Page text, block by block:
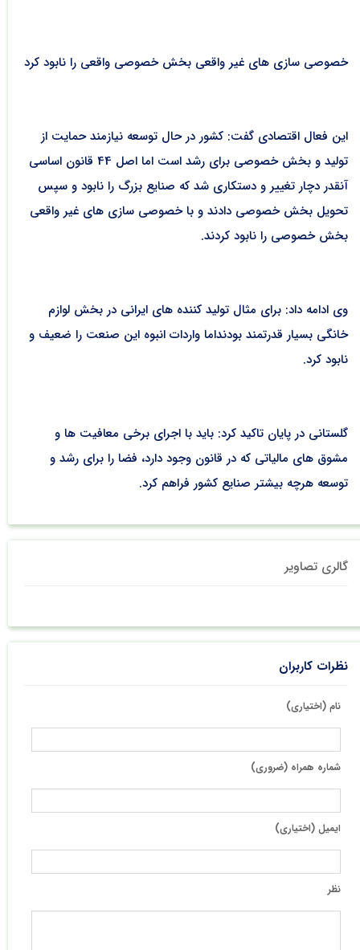
خصوصی سازی های غیر واقعی بخش خصوصی واقعی را نابود کرد
این فعال اقتصادی گفت: کشور در حال توسعه نیازمند حمایت از
تولید و بخش خصوصی برای رشد است اما اصل 44 قانون اساسی
آنقدر دچار تغییر و دستکاری شد که صنایع بزرگ را نابود و سپس
تحویل بخش خصوصی دادند و با خصوصی سازی های غیر واقعی
بخش خصوصی را نابود کردند.
وی ادامه داد: برای مثال تولید کننده های ایرانی در بخش لوازم
خانگی بسیار قدرتمند بودنداما واردات انبوه این صنعت را ضعیف و
نابود کرد.
گلستانی در پایان تاکید کرد: باید با اجرای برخی معافیت ها و
مشوق های مالیاتی که در قانون وجود دارد، فضا را برای رشد و
توسعه هرچه بیشتر صنایع کشور فراهم کرد.
گالری تصاویر
نظرات کاربران
نام (اختیاری)
شماره همراه (ضروری)
ایمیل (اختیاری)
نظر